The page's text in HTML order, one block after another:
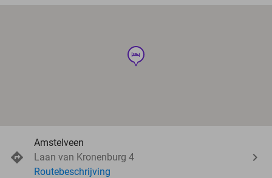
hotel
Amstelveen
Laan van Kronenburg 4
Routebeschrijving